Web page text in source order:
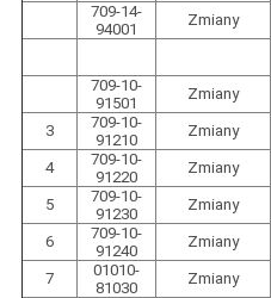
709-14-
94001
Zmiany
709-10-
91501
Zmiany
3
709-10-
91210
Zmiany
4
709-10-
91220
Zmiany
5
709-10-
91230
Zmiany
6
709-10-
91240
Zmiany
7
01010-
81030
Zmiany